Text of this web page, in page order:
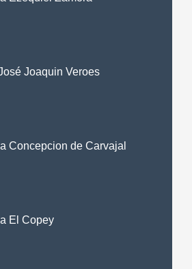
Joaquin Veroes
Concepcion de Carvajal
El Copey